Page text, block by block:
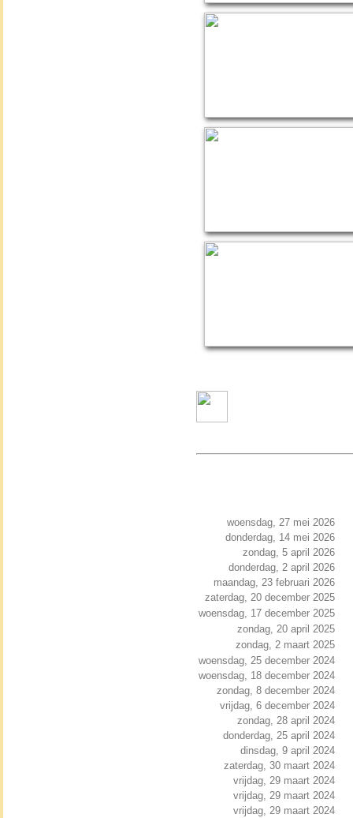
woensdag, 27 mei 2026
donderdag, 14 mei 2026
zondag, 5 april 2026
donderdag, 2 april 2026
maandag, 23 februari 2026
zaterdag, 20 december 2025
woensdag, 17 december 2025
zondag, 20 april 2025
zondag, 2 maart 2025
woensdag, 25 december 2024
woensdag, 18 december 2024
zondag, 8 december 2024
vrijdag, 6 december 2024
zondag, 28 april 2024
donderdag, 25 april 2024
dinsdag, 9 april 2024
zaterdag, 30 maart 2024
vrijdag, 29 maart 2024
vrijdag, 29 maart 2024
vrijdag, 29 maart 2024